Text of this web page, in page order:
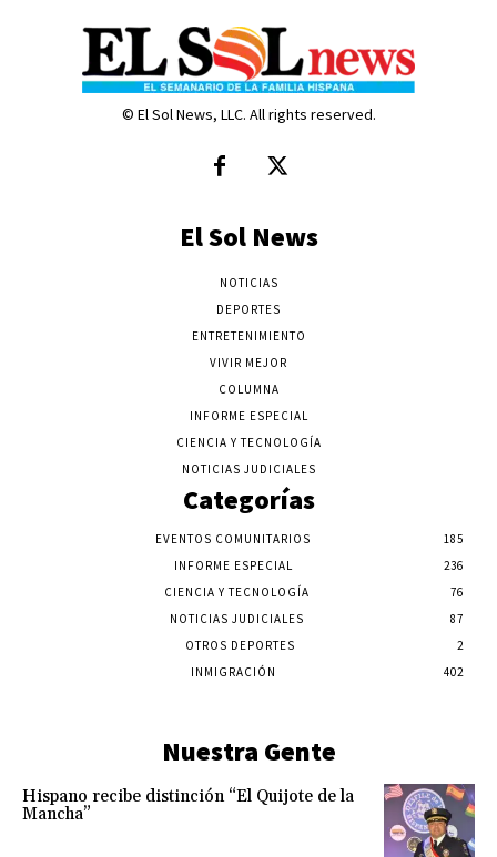
© El Sol News, LLC. All rights reserved.
El Sol News
NOTICIAS
DEPORTES
ENTRETENIMIENTO
VIVIR MEJOR
COLUMNA
INFORME ESPECIAL
CIENCIA Y TECNOLOGÍA
NOTICIAS JUDICIALES
Categorías
EVENTOS COMUNITARIOS
185
INFORME ESPECIAL
236
CIENCIA Y TECNOLOGÍA
76
NOTICIAS JUDICIALES
87
OTROS DEPORTES
2
INMIGRACIÓN
402
Nuestra Gente
Hispano recibe distinción “El Quijote de la
Mancha”